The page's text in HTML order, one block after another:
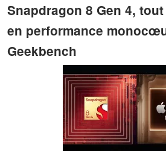
Snapdragon 8 Gen 4,
en performance
Geekbench